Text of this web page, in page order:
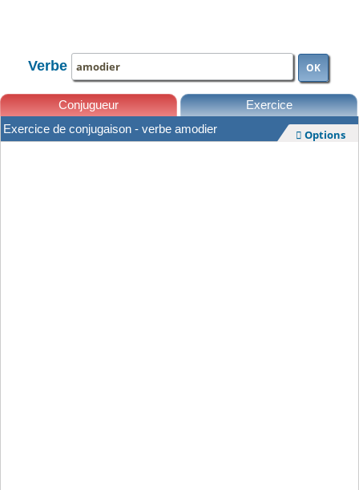
Verbe OK
Conjugueur Exercice
Exercice de conjugaison - verbe amodier  Options